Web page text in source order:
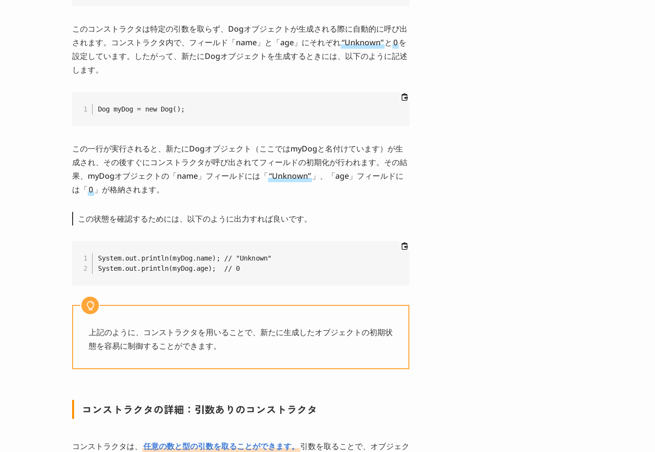
このコンストラクタは特定の引数を取らず、Dogオブジェクトが生成される際に自動的に呼び出
されます。コンストラクタ内で、フィールド「name」と「age」にそれぞれ“Unknown”と 0を
設定しています。したがって、新たにDogオブジェクトを生成するときには、以下のように記述
します。
Dog myDog = new Dog();
この一行が実行されると、新たにDogオブジェクト（ここではmyDogと名付けています）が生
成され、その後すぐにコンストラクタが呼び出されてフィールドの初期化が行われます。その結
果、myDogオブジェクトの「name」フィールドには「“Unknown” 」、「age」フィールドに
は「0 」が格納されます。
この状態を確認するためには、以下のように出力すれば良いです。
System.out.println(myDog.name); // "Unknown"
System.out.println(myDog.age);  // 0
上記のように、コンストラクタを用いることで、新たに生成したオブジェクトの初期状
態を容易に制御することができます。
コンストラクタの詳細：引数ありのコンストラクタ
コンストラクタは、 任意の数と型の引数を取ることができます。引数を取ることで、オブジェク